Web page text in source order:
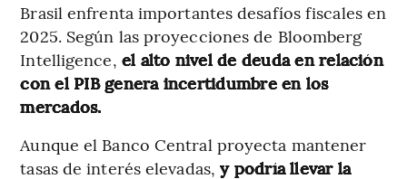
Brasil enfrenta importantes desafíos fiscales en
2025. Según las proyecciones de Bloomberg
Intelligence, el alto nivel de deuda en relación
con el PIB genera incertidumbre en los
mercados.
Aunque el Banco Central proyecta mantener
tasas de interés elevadas,y podría llevar la